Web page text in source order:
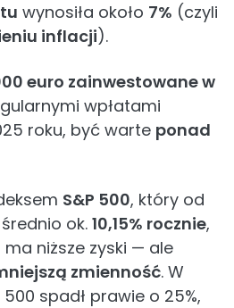
wynosiła około 7% (czyli
inflacji).
euro zainwestowane w
wpłatami
roku, być warte ponad
S&P 500, który od
ok. 10,15% rocznie,
niższe zyski — ale
zmienność. W
spadł prawie o 25%,